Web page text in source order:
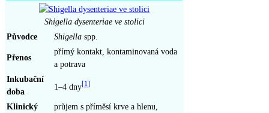
Shigella dysenteriaeve stolici
Původce
Shigella spp.
Přenos
přímý kontakt, kontaminovaná voda
a potrava
Inkubační
doba
1–4 dny[1]
Klinický
průjem s příměsí krve a hlenu,